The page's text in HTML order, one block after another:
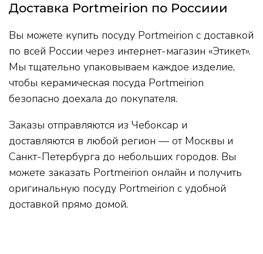
Доставка Portmeirion по Россиии
Вы можете купить посуду Portmeirion с доставкой
по всей России через интернет-магазин «Этикет».
Мы тщательно упаковываем каждое изделие,
чтобы керамическая посуда Portmeirion
безопасно доехала до покупателя.
Заказы отправляются из Чебоксар и
доставляются в любой регион — от Москвы и
Санкт-Петербурга до небольших городов. Вы
можете заказать Portmeirion онлайн и получить
оригинальную посуду Portmeirion с удобной
доставкой прямо домой.